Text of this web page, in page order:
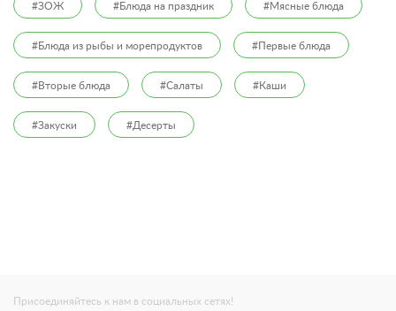
#ЗОЖ #Блюда на праздник #Мясные блюда
#Блюда из рыбы и морепродуктов #Первые блюда
#Вторые блюда #Салаты #Каши
#Закуски #Десерты
Присоединяйтесь к нам в социальных сетях!